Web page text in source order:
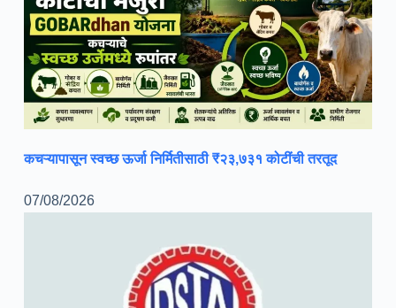
कचऱ्यापासून स्वच्छ ऊर्जा निर्मितीसाठी ₹२३,७३१ कोटींची तरतूद
07/08/2026